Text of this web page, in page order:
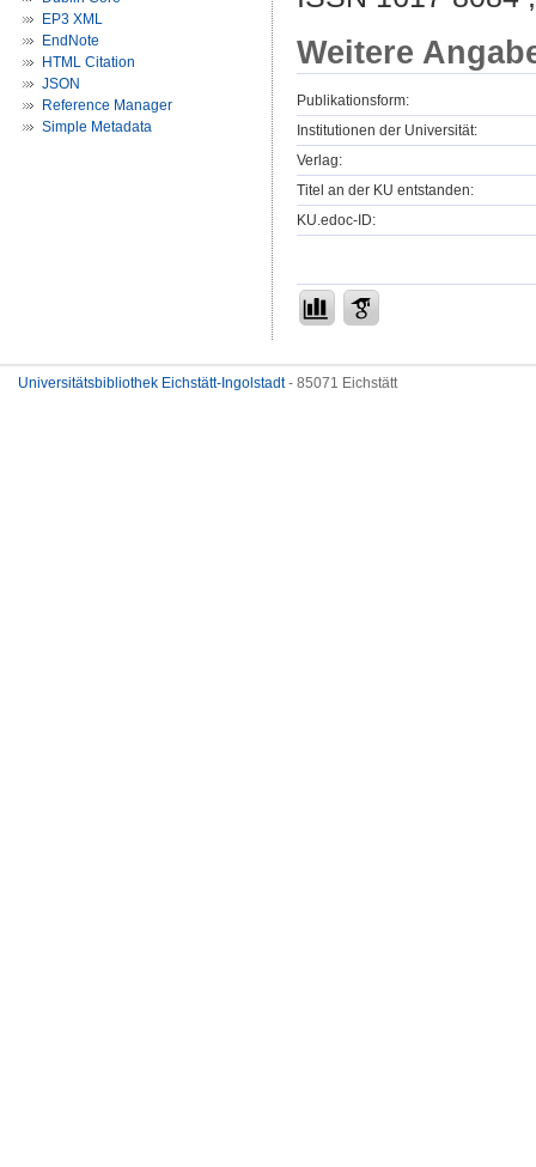
EP3 XML
EndNote
HTML Citation
JSON
Reference Manager
Simple Metadata
Weitere
Publikationsform:
Institutionen der Universität:
Verlag:
Titel an der KU entstanden:
KU.edoc-ID:
Universitätsbibliothek Eichstätt-Ingolstadt- 85071 Eichstätt